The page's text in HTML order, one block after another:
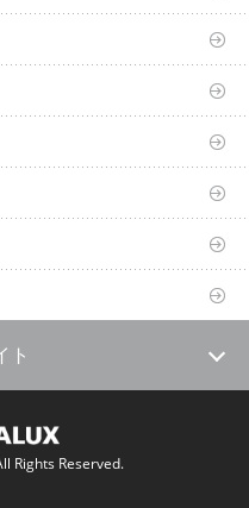
ト
Rights Reserved.